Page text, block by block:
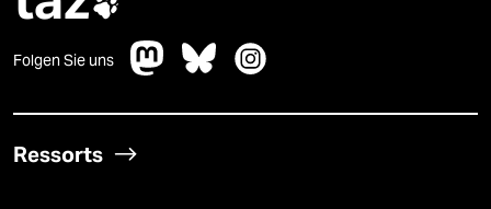
Folgen Sie uns
Ressorts